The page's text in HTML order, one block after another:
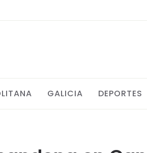
GALICIA DEPORTES